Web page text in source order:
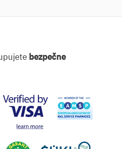
bezpečne